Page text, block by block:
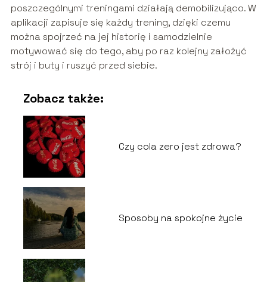
poszczególnymi treningami działają demobilizująco. W
aplikacji zapisuje się każdy trening, dzięki czemu
można spojrzeć na jej historię i samodzielnie
motywować się do tego, aby po raz kolejny założyć
strój i buty i ruszyć przed siebie.
Zobacz także:
Czy cola zero jest zdrowa?
Sposoby na spokojne życie